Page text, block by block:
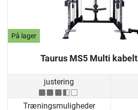
På lager
Taurus MS5 Multi
justering
Træningsmuligheder